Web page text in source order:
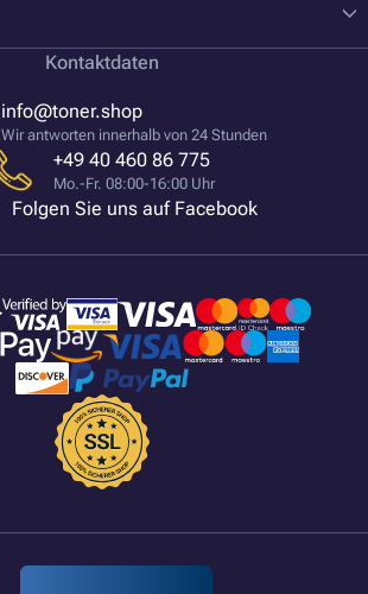
Kontaktdaten
info@toner.shop
Wir antworten innerhalb von 24 Stunden
+49 40 460 86 775
Mo.-Fr. 08:00-16:00 Uhr
Folgen Sie uns auf Facebook